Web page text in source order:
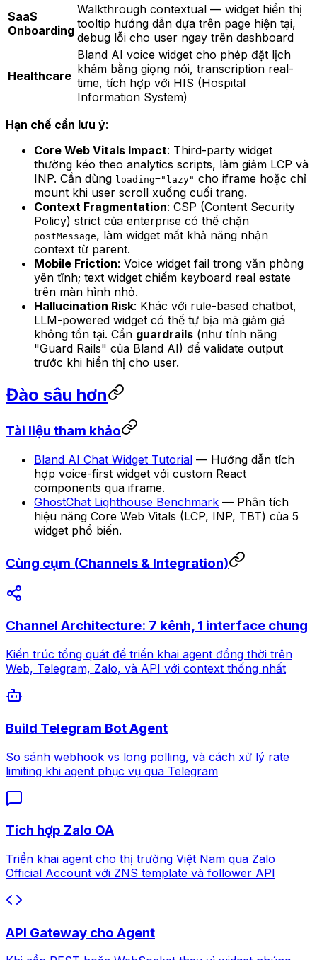
SaaS
Onboarding
Walkthrough contextual — widget hiển thị
tooltip hướng dẫn dựa trên page hiện tại,
debug lỗi cho user ngay trên dashboard
Healthcare
Bland AI voice widget cho phép đặt lịch
khám bằng giọng nói, transcription real-
time, tích hợp với HIS (Hospital
Information System)
Hạn chế cần lưu ý:
Core Web Vitals Impact: Third-party widget
thường kéo theo analytics scripts, làm giảm LCP và
INP. Cần dùng loading="lazy" cho iframe hoặc chỉ
mount khi user scroll xuống cuối trang.
Context Fragmentation: CSP (Content Security
Policy) strict của enterprise có thể chặn
postMessage, làm widget mất khả năng nhận
context từ parent.
Mobile Friction: Voice widget fail trong văn phòng
yên tĩnh; text widget chiếm keyboard real estate
trên màn hình nhỏ.
Hallucination Risk: Khác với rule-based chatbot,
LLM-powered widget có thể tự bịa mã giảm giá
không tồn tại. Cần guardrails (như tính năng
"Guard Rails" của Bland AI) để validate output
trước khi hiển thị cho user.
Đào sâu hơn
Tài liệu tham khảo
Bland AI Chat Widget Tutorial — Hướng dẫn tích
hợp voice-first widget với custom React
components qua iframe.
GhostChat Lighthouse Benchmark — Phân tích
hiệu năng Core Web Vitals (LCP, INP, TBT) của 5
widget phổ biến.
Cùng cụm (Channels & Integration)
Channel Architecture: 7 kênh, 1 interface chung
Kiến trúc tổng quát để triển khai agent đồng thời trên
Web, Telegram, Zalo, và API với context thống nhất
Build Telegram Bot Agent
So sánh webhook vs long polling, và cách xử lý rate
limiting khi agent phục vụ qua Telegram
Tích hợp Zalo OA
Triển khai agent cho thị trường Việt Nam qua Zalo
Official Account với ZNS template và follower API
API Gateway cho Agent